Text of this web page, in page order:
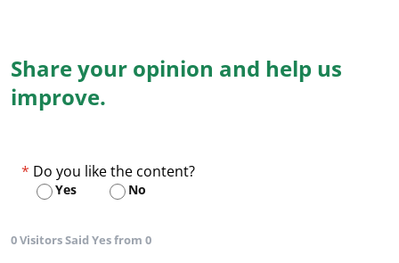
Share your opinion and help us
improve.
Do you like the content?
Yes No
0 Visitors Said Yes from 0